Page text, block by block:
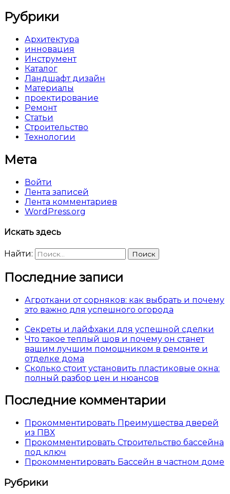
Рубрики
Архитектура
инновация
Инструмент
Каталог
Ландшафт дизайн
Материалы
проектирование
Ремонт
Статьи
Строительство
Технологии
Мета
Войти
Лента записей
Лента комментариев
WordPress.org
Искать здесь
Найти:
Последние записи
Агроткани от сорняков: как выбрать и почему
это важно для успешного огорода
Секреты и лайфхаки для успешной сделки
Что такое теплый шов и почему он станет
вашим лучшим помощником в ремонте и
отделке дома
Сколько стоит установить пластиковые окна:
полный разбор цен и нюансов
Последние комментарии
Прокомментировать Преимущества дверей
из ПВХ
Прокомментировать Строительство бассейна
под ключ
Прокомментировать Бассейн в частном доме
Рубрики